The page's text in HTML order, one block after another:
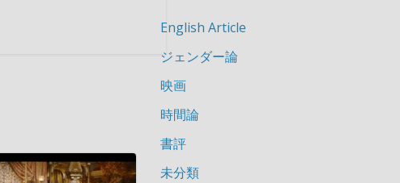
English Article
ジェンダー論
映画
時間論
書評
未分類